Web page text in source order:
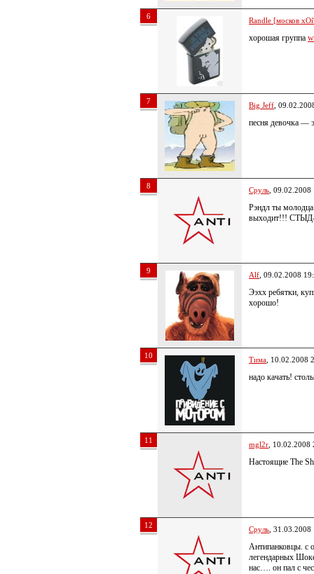
6 Randle [москов
хорошая группа
7 Big Jeff ,
песня девочка —
8 Сруль ,
Рэндл ты
выходит!!! СТЫД-
9 Alf , 09.02.2008
Ээхх ребятки,
хорошо!
10 Тима , 10.02.2008
надо качать!
11 mgl2r , 10.02.2008
Настоящие The
12 Сруль ,
Антипанковцы. с
легендарных
нас…. он пал с